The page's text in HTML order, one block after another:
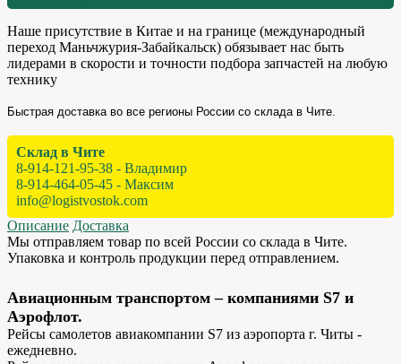
Наше присутствие в Китае и на границе (международный
переход Маньчжурия-Забайкальск) обязывает нас быть
лидерами в скорости и точности подбора запчастей на любую
технику
Быстрая доставка во все регионы России со склада в Чите.
Склад в Чите
8-914-121-95-38 - Владимир
8-914-464-05-45 - Максим
info@logistvostok.com
Описание Доставка
Мы отправляем товар по всей России со склада в Чите.
Упаковка и контроль продукции перед отправлением.
Авиационным транспортом – компаниями S7 и
Аэрофлот.
Рейсы самолетов авиакомпании S7 из аэропорта г. Читы -
ежедневно.